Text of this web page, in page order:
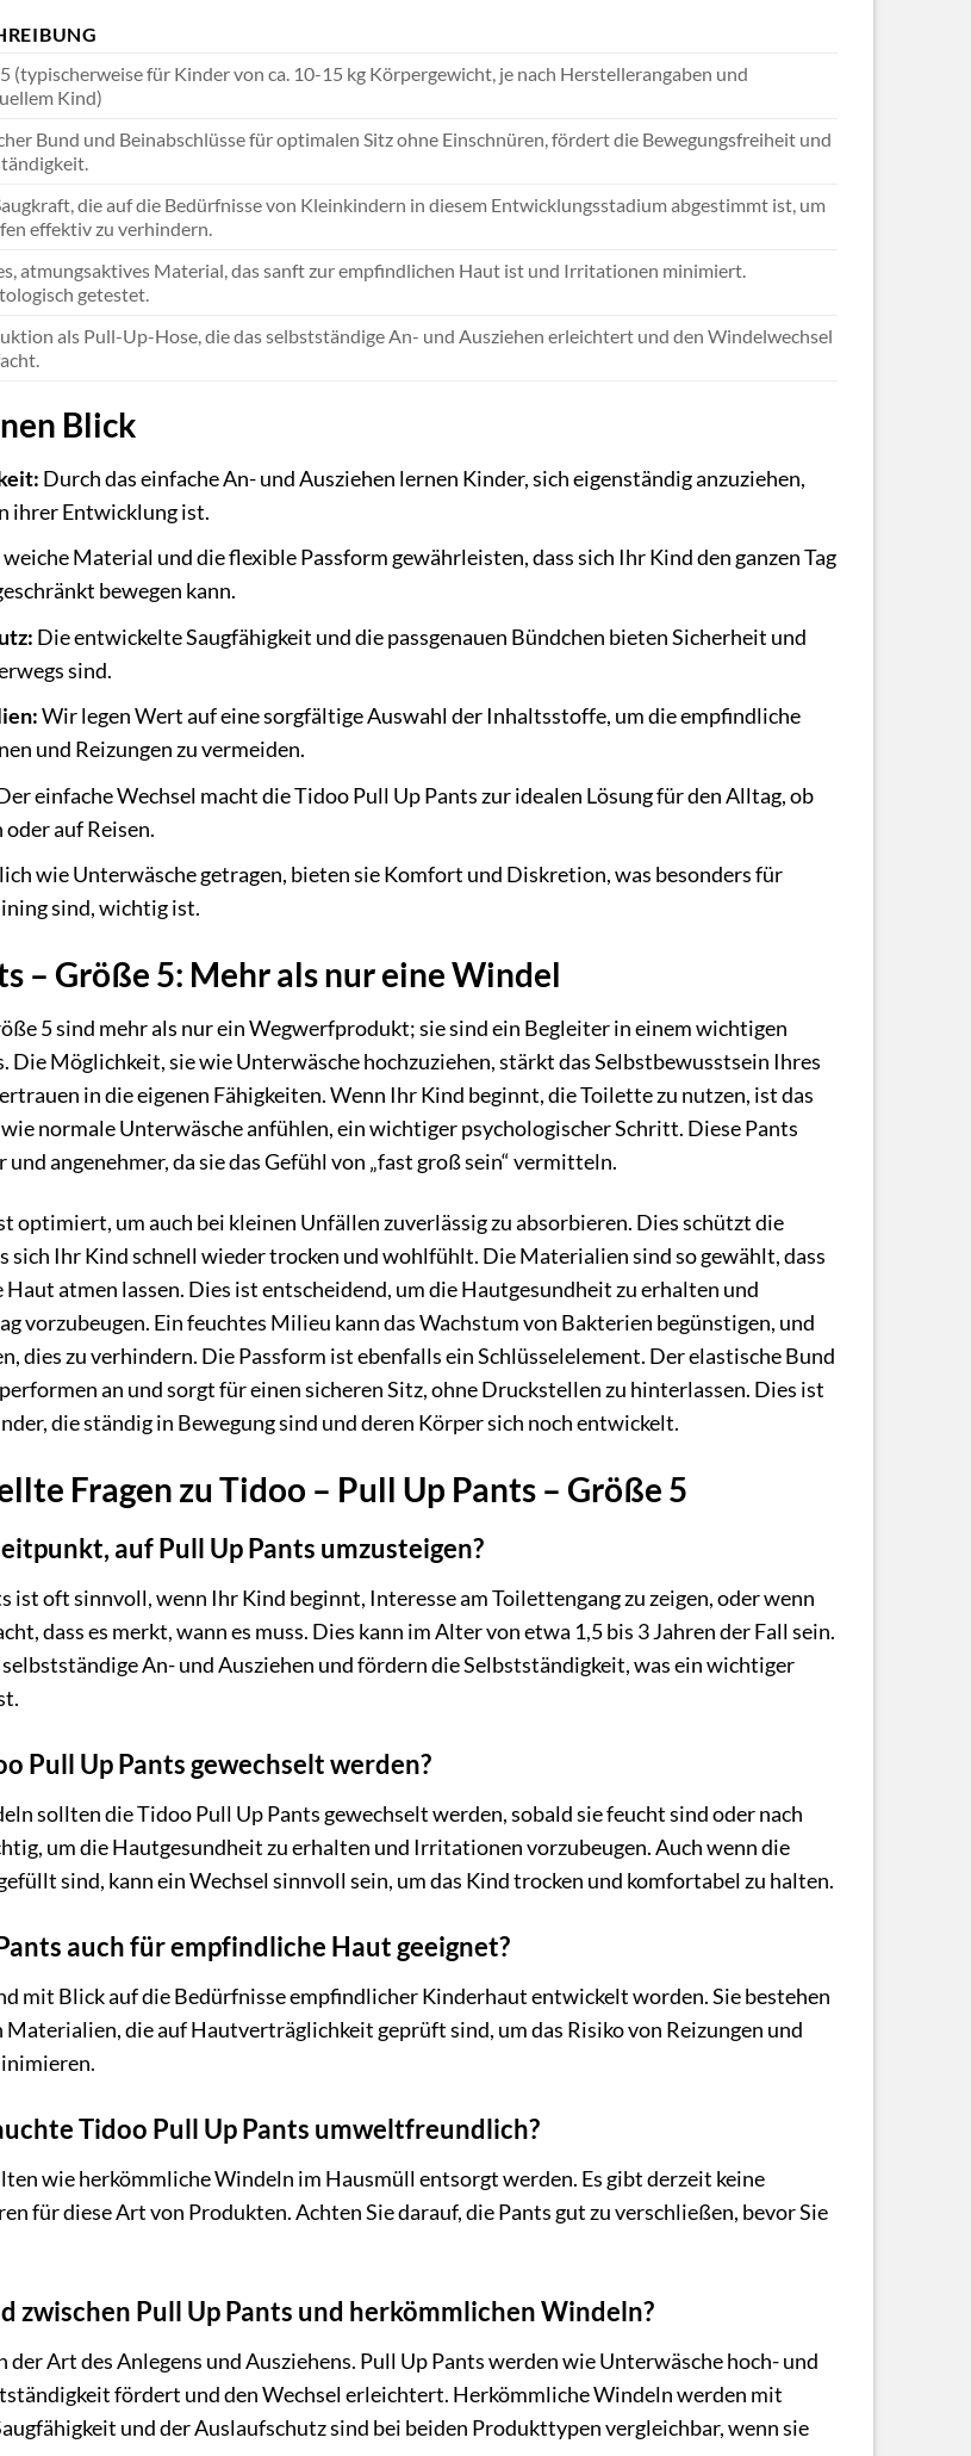
(typischerweise für Kinder von ca. 10-15 kg Körpergewicht, je nach Herstellerangaben und
Kind)
Bund und Beinabschlüsse für optimalen Sitz ohne Einschnüren, fördert die Bewegungsfreiheit und
die auf die Bedürfnisse von Kleinkindern in diesem Entwicklungsstadium abgestimmt ist, um
effektiv zu verhindern.
atmungsaktives Material, das sanft zur empfindlichen Haut ist und Irritationen minimiert.
getestet.
als Pull-Up-Hose, die das selbstständige An- und Ausziehen erleichtert und den Windelwechsel
Blick
Durch das einfache An- und Ausziehen lernen Kinder, sich eigenständig anzuziehen,
ihrer Entwicklung ist.
weiche Material und die flexible Passform gewährleisten, dass sich Ihr Kind den ganzen Tag
bewegen kann.
Die entwickelte Saugfähigkeit und die passgenauen Bündchen bieten Sicherheit und
sind.
Wir legen Wert auf eine sorgfältige Auswahl der Inhaltsstoffe, um die empfindliche
und Reizungen zu vermeiden.
einfache Wechsel macht die Tidoo Pull Up Pants zur idealen Lösung für den Alltag, ob
auf Reisen.
wie Unterwäsche getragen, bieten sie Komfort und Diskretion, was besonders für
sind, wichtig ist.
– Größe 5: Mehr als nur eine Windel
5 sind mehr als nur ein Wegwerfprodukt; sie sind ein Begleiter in einem wichtigen
Die Möglichkeit, sie wie Unterwäsche hochzuziehen, stärkt das Selbstbewusstsein Ihres
in die eigenen Fähigkeiten. Wenn Ihr Kind beginnt, die Toilette zu nutzen, ist das
normale Unterwäsche anfühlen, ein wichtiger psychologischer Schritt. Diese Pants
angenehmer, da sie das Gefühl von „fast groß sein“ vermitteln.
optimiert, um auch bei kleinen Unfällen zuverlässig zu absorbieren. Dies schützt die
sich Ihr Kind schnell wieder trocken und wohlfühlt. Die Materialien sind so gewählt, dass
atmen lassen. Dies ist entscheidend, um die Hautgesundheit zu erhalten und
vorzubeugen. Ein feuchtes Milieu kann das Wachstum von Bakterien begünstigen, und
dies zu verhindern. Die Passform ist ebenfalls ein Schlüsselelement. Der elastische Bund
an und sorgt für einen sicheren Sitz, ohne Druckstellen zu hinterlassen. Dies ist
die ständig in Bewegung sind und deren Körper sich noch entwickelt.
Fragen zu Tidoo – Pull Up Pants – Größe 5
auf Pull Up Pants umzusteigen?
ist oft sinnvoll, wenn Ihr Kind beginnt, Interesse am Toilettengang zu zeigen, oder wenn
dass es merkt, wann es muss. Dies kann im Alter von etwa 1,5 bis 3 Jahren der Fall sein.
An- und Ausziehen und fördern die Selbstständigkeit, was ein wichtiger
Pull Up Pants gewechselt werden?
sollten die Tidoo Pull Up Pants gewechselt werden, sobald sie feucht sind oder nach
um die Hautgesundheit zu erhalten und Irritationen vorzubeugen. Auch wenn die
sind, kann ein Wechsel sinnvoll sein, um das Kind trocken und komfortabel zu halten.
auch für empfindliche Haut geeignet?
mit Blick auf die Bedürfnisse empfindlicher Kinderhaut entwickelt worden. Sie bestehen
die auf Hautverträglichkeit geprüft sind, um das Risiko von Reizungen und
Tidoo Pull Up Pants umweltfreundlich?
wie herkömmliche Windeln im Hausmüll entsorgt werden. Es gibt derzeit keine
für diese Art von Produkten. Achten Sie darauf, die Pants gut zu verschließen, bevor Sie
zwischen Pull Up Pants und herkömmlichen Windeln?
Art des Anlegens und Ausziehens. Pull Up Pants werden wie Unterwäsche hoch- und
fördert und den Wechsel erleichtert. Herkömmliche Windeln werden mit
und der Auslaufschutz sind bei beiden Produkttypen vergleichbar, wenn sie